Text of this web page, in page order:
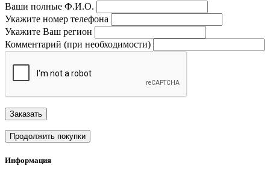
Ваши полные Ф.И.О.
Укажите номер телефона
Укажите Ваш регион
Комментарий (при необходимости)
Заказать
Продолжить покупки
Информация